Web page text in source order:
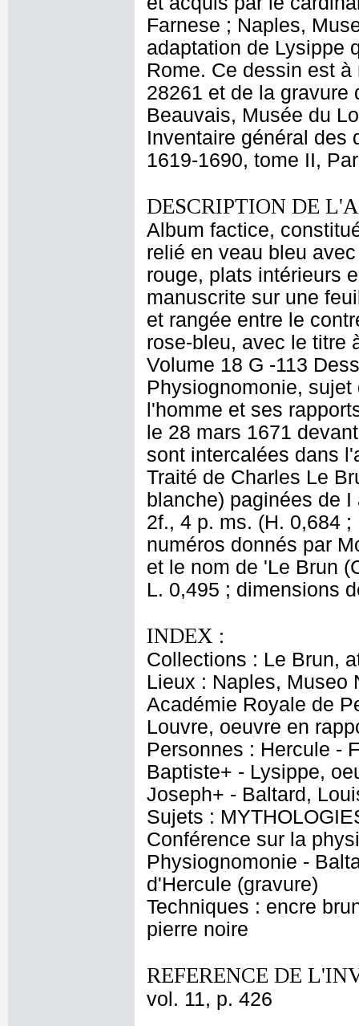
Farnese ; Naples,
adaptation de Lysippe
Rome. Ce dessin est
28261 et de la gravure
Beauvais, Musée du
Inventaire général des
1619-1690, tome II,
DESCRIPTION DE
Album factice,
relié en veau bleu
rouge, plats intérieurs
manuscrite sur une
et rangée entre le
rose-bleu, avec le titre
Volume 18 G -113
Physiognomonie,
l'homme et ses
le 28 mars 1671
sont intercalées dans
Traité de Charles Le
blanche) paginées de
2f., 4 p. ms. (H. 0,684
numéros donnés par
et le nom de 'Le Brun
L. 0,495 ; dimensions
INDEX :
Collections : Le Brun,
Lieux : Naples, Museo
Académie Royale de
Louvre, oeuvre en
Personnes : Hercule -
Baptiste+ - Lysippe,
Joseph+ - Baltard,
Sujets :
Conférence sur la
Physiognomonie -
d'Hercule (gravure)
Techniques : encre
pierre noire
REFERENCE DE
vol. 11, p. 426